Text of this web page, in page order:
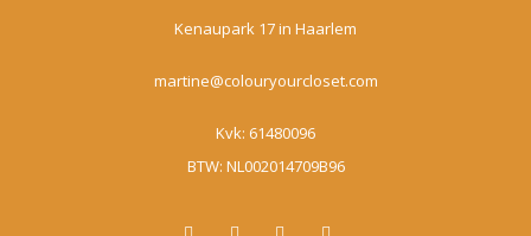
Kenaupark 17 in Haarlem
martine@colouryourcloset.com
Kvk: 61480096
BTW: NL002014709B96